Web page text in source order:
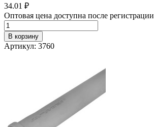
34.01 ₽
Оптовая цена доступна после регистрации
В корзину
Артикул: 3760